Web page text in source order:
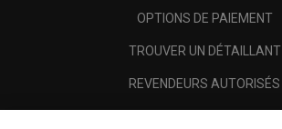
OPTIONS DE PAIEMENT
TROUVER UN DÉTAILLANT
REVENDEURS AUTORISÉS